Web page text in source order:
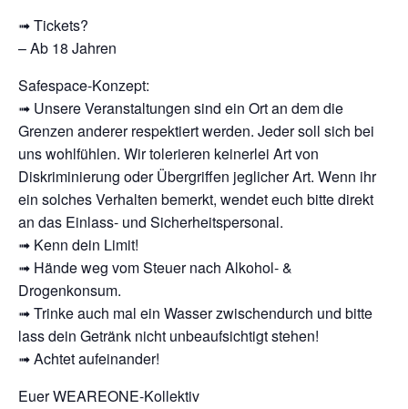
➟ Tickets?
– Ab 18 Jahren
Safespace-Konzept:
➟ Unsere Veranstaltungen sind ein Ort an dem die
Grenzen anderer respektiert werden. Jeder soll sich bei
uns wohlfühlen. Wir tolerieren keinerlei Art von
Diskriminierung oder Übergriffen jeglicher Art. Wenn ihr
ein solches Verhalten bemerkt, wendet euch bitte direkt
an das Einlass- und Sicherheitspersonal.
➟ Kenn dein Limit!
➟ Hände weg vom Steuer nach Alkohol- &
Drogenkonsum.
➟ Trinke auch mal ein Wasser zwischendurch und bitte
lass dein Getränk nicht unbeaufsichtigt stehen!
➟ Achtet aufeinander!
Euer WEAREONE-Kollektiv